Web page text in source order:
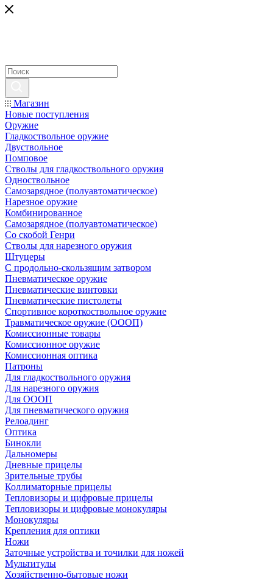
Магазин
Новые поступления
Оружие
Гладкоствольное оружие
Двуствольное
Помповое
Стволы для гладкоствольного оружия
Одноствольное
Самозарядное (полуавтоматическое)
Нарезное оружие
Комбинированное
Самозарядное (полуавтоматическое)
Со скобой Генри
Стволы для нарезного оружия
Штуцеры
С продольно-скользящим затвором
Пневматическое оружие
Пневматические винтовки
Пневматические пистолеты
Спортивное короткоствольное оружие
Травматическое оружие (ОООП)
Комиссионные товары
Комиссионное оружие
Комиссионная оптика
Патроны
Для гладкоствольного оружия
Для нарезного оружия
Для ОООП
Для пневматического оружия
Релоадинг
Оптика
Бинокли
Дальномеры
Дневные прицелы
Зрительные трубы
Коллиматорные прицелы
Тепловизоры и цифровые прицелы
Тепловизоры и цифровые монокуляры
Монокуляры
Крепления для оптики
Ножи
Заточные устройства и точилки для ножей
Мультитулы
Хозяйственно-бытовые ножи